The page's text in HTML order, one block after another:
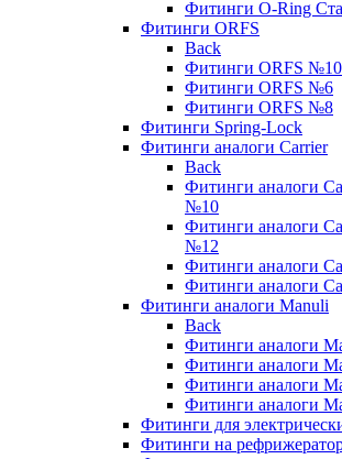
Фитинги O-Ring
Фитинги ORFS
Back
Фитинги ORFS №10
Фитинги ORFS №6
Фитинги ORFS №8
Фитинги Spring-Lock
Фитинги аналоги Carrier
Back
Фитинги аналоги
№10
Фитинги аналоги
№12
Фитинги аналоги
Фитинги аналоги
Фитинги аналоги Manuli
Back
Фитинги аналоги
Фитинги аналоги
Фитинги аналоги
Фитинги аналоги
Фитинги для
Фитинги на